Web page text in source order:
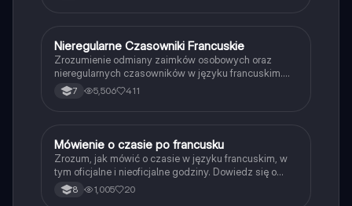
Język francuski
Nieregularne Czasowniki Francuskie
Zrozumienie odmiany zaimków osobowych oraz
nieregularnych czasowników w języku francuskim.
Obejmuje szczegółowe przykłady dla czasowników
'avoir', 'être', 'faire', 'aller' oraz czasowników pierwszej
7 5,506 411
Język francuski
Mówienie o czasie po francusku
Zrozum, jak mówić o czasie w języku francuskim, w
tym oficjalne i nieoficjalne godziny. Dowiedz się o
porach dnia oraz jak poprawnie wyrażać godziny,
takie jak 'czwarta piętnaście' czy 'dziesiąta
8 1,005 20